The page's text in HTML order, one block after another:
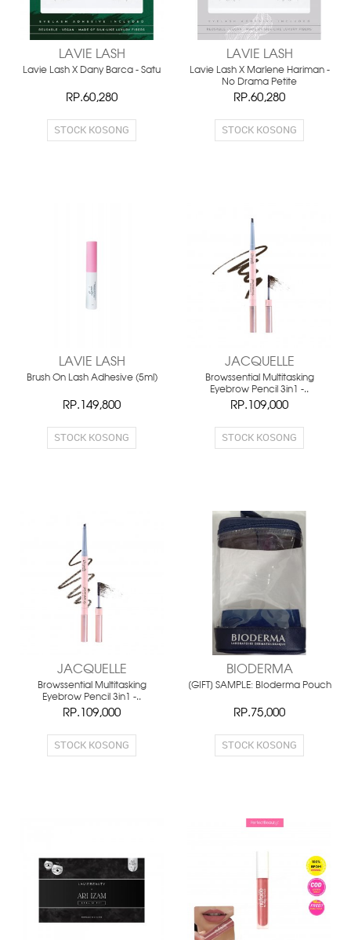
LAVIE LASH
Lavie Lash X Dany Barca - Satu
RP.60,280
STOCK KOSONG
LAVIE LASH
Lavie Lash X Marlene Hariman -
No Drama Petite
RP.60,280
STOCK KOSONG
LAVIE LASH
Brush On Lash Adhesive (5ml)
RP.149,800
STOCK KOSONG
JACQUELLE
Browssential Multitasking
Eyebrow Pencil 3in1 -..
RP.109,000
STOCK KOSONG
JACQUELLE
Browssential Multitasking
Eyebrow Pencil 3in1 -..
RP.109,000
STOCK KOSONG
BIODERMA
[GIFT] SAMPLE: BIoderma Pouch
RP.75,000
STOCK KOSONG